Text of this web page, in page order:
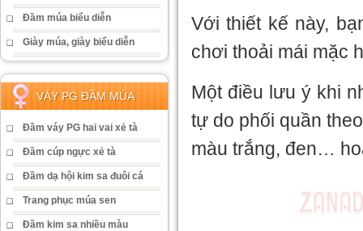
Đầm múa biểu diễn
Giày múa, giày biểu diễn
VÁY PG ĐẦM MÚA
Đầm váy PG hai vai xẻ tà
Đầm cúp ngực xẻ tà
Đầm dạ hội kim sa đuôi cá
Trang phục múa sen
Đầm kim sa nhiều màu
Với thiết kế này,
chơi thoải mái mặc
Một điều lưu ý khi
tự do phối quần
màu trắng, đen…